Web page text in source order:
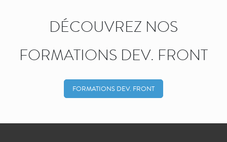
DÉCOUVREZ NOS
FORMATIONS DEV. FRONT
FORMATIONS DEV. FRONT